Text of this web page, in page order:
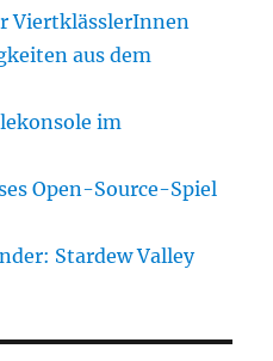
ViertklässlerInnen
aus dem
im
Open-Source-Spiel
Stardew Valley